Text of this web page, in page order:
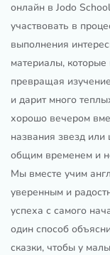
онлайн в Jodo
участвовать в
выполнения
материалы,
превращая
и дарит много
хорошо вечером
названия звезд
общим временем и
Мы вместе учим
уверенным и
успеха с самого
один способ
сказки, чтобы у